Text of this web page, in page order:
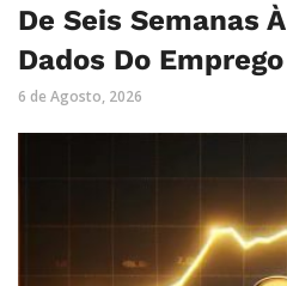
De Seis Semanas
Dados Do Emprego
6 de Agosto, 2026